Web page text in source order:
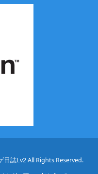
日誌Lv2All Rights Reserved.